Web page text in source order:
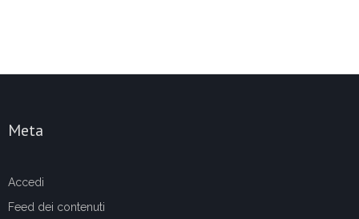
Meta
Accedi
Feed dei contenuti